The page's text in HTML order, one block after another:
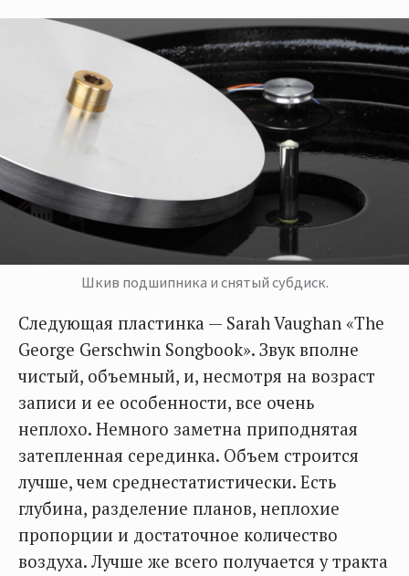
Шкив подшипника и снятый субдиск.
Следующая пластинка — Sarah Vaughan «The
George Gerschwin Songbook». Звук вполне
чистый, объемный, и, несмотря на возраст
записи и ее особенности, все очень
неплохо. Немного заметна приподнятая
затепленная серединка. Объем строится
лучше, чем среднестатистически. Есть
глубина, разделение планов, неплохие
пропорции и достаточное количество
воздуха. Лучше же всего получается у тракта